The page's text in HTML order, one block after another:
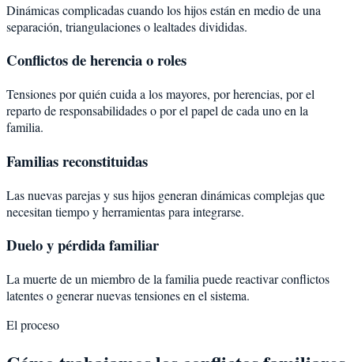
Dinámicas complicadas cuando los hijos están en medio de una
separación, triangulaciones o lealtades divididas.
Conflictos de herencia o roles
Tensiones por quién cuida a los mayores, por herencias, por el
reparto de responsabilidades o por el papel de cada uno en la
familia.
Familias reconstituidas
Las nuevas parejas y sus hijos generan dinámicas complejas que
necesitan tiempo y herramientas para integrarse.
Duelo y pérdida familiar
La muerte de un miembro de la familia puede reactivar conflictos
latentes o generar nuevas tensiones en el sistema.
El proceso